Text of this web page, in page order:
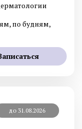
по будням,
до 31.08.2026